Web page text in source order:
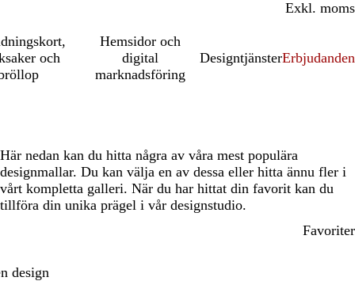
Inkl. moms
Exkl. moms
och
Hemsidor och
digital
marknadsföring
DesigntjänsterErbjudanden
Här nedan kan du hitta några av våra mest populära
designmallar. Du kan välja en av dessa eller hitta ännu fler i
vårt kompletta galleri. När du har hittat din favorit kan du
tillföra din unika prägel i vår designstudio.
Favoriter
design